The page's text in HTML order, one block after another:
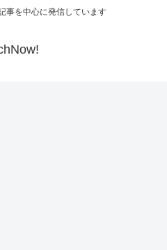
事を中心に発信しています